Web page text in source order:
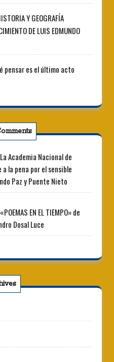
Y GEOGRAFÍA
DE LUIS EDMUNDO
pensar es el último acto
La Academia Nacional de
la pena por el sensible
Paz y Puente Nieto
«POEMAS EN EL TIEMPO» de
Dosal Luce